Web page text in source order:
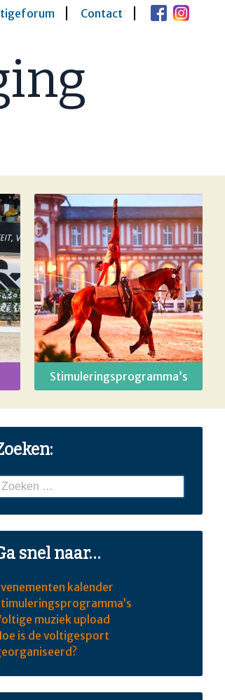
Contact
Stimuleringsprogramma’s
Zoeken
snel naar…
kalender
muziek upload
is de voltigesport